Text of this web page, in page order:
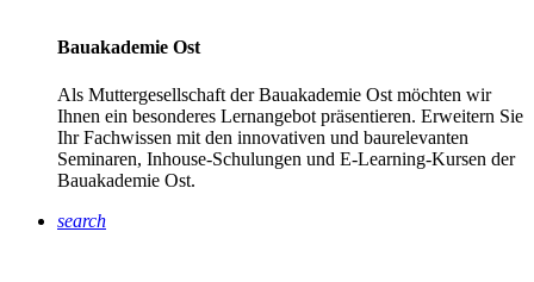
Bauakademie Ost
Als Muttergesellschaft der Bauakademie Ost möchten wir
Ihnen ein besonderes Lernangebot präsentieren. Erweitern Sie
Ihr Fachwissen mit den innovativen und baurelevanten
Seminaren, Inhouse-Schulungen und E-Learning-Kursen der
Bauakademie Ost.
search